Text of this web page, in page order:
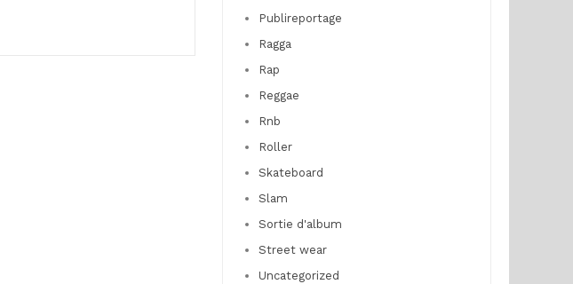
Publireportage
Ragga
Rap
Reggae
Rnb
Roller
Skateboard
Slam
Sortie d'album
Street wear
Uncategorized